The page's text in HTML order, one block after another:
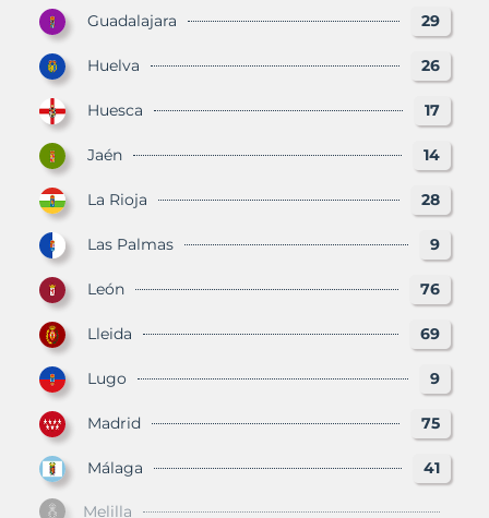
Guadalajara 29
Huelva 26
Huesca 17
Jaén 14
La Rioja 28
Las Palmas 9
León 76
Lleida 69
Lugo 9
Madrid 75
Málaga 41
Melilla